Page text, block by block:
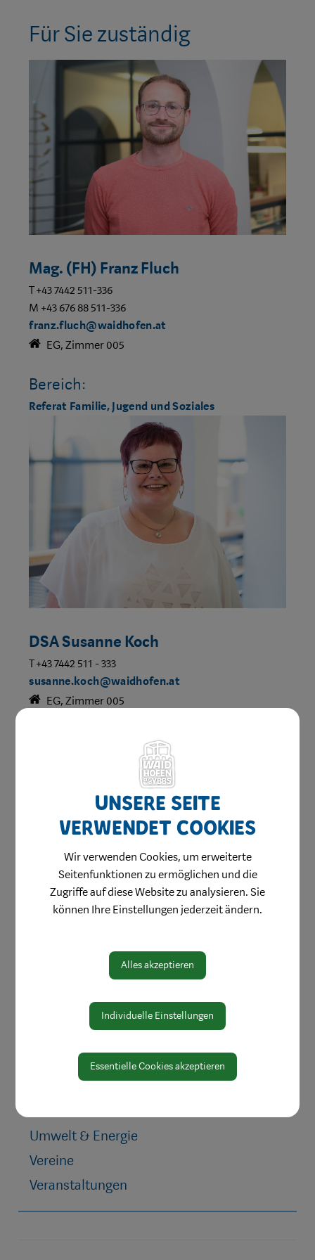
Für Sie zuständig
Mag. (FH) Franz Fluch
T +43 7442 511-336
M +43 676 88 511-336
franz.fluch@waidhofen.at
EG, Zimmer 005
Bereich:
Referat Familie, Jugend und Soziales
DSA Susanne Koch
T +43 7442 511 - 333
susanne.koch@waidhofen.at
EG, Zimmer 005
Referat Familie, Jugend und Soziales
Herzlich willkommen
Bauen & Wohnen
Jugend & Familie
Heiraten in Waidhofen
Gesundheit & Soziales
Umwelt & Energie
Vereine
Veranstaltungen
Unsere Seite
verwendet Cookies
Wir verwenden Cookies, um erweiterte
Seitenfunktionen zu ermöglichen und die
Zugriffe auf diese Website zu analysieren. Sie
können Ihre Einstellungen jederzeit ändern.
Alles akzeptieren
Individuelle Einstellungen
Essentielle Cookies akzeptieren